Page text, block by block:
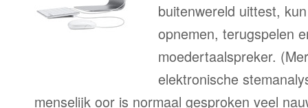
buitenwereld uittest,
opnemen, terugspelen
moedertaalspreker.
elektronische
menselijk oor is normaal gesproken veel